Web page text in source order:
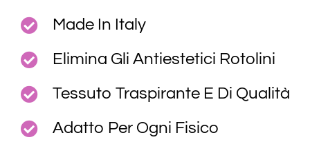
Made In Italy
Elimina Gli Antiestetici Rotolini
Tessuto Traspirante E Di Qualità
Adatto Per Ogni Fisico